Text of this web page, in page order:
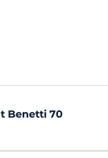
Benetti 70